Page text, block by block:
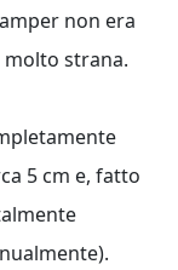
non era
strana.
5 cm e, fatto